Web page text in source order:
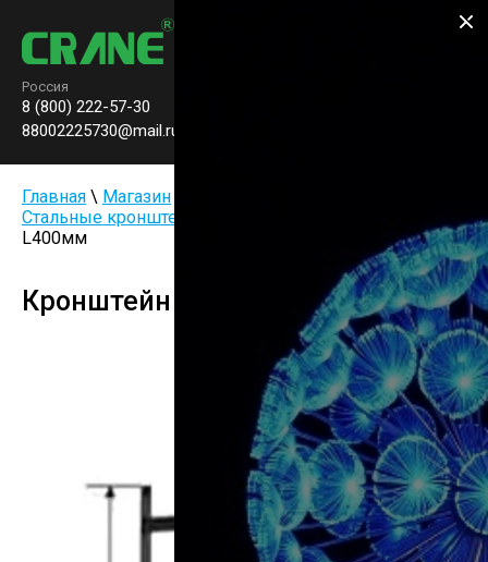
Россия
8 (800) 222-57-30
88002225730@mail.ru
Главная \ Магазин
Стальные кронштейны
L400мм
Кронштейн CR-К20-А L400мм